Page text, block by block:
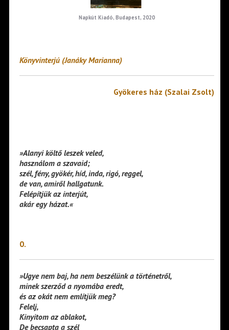
Napkút Kiadó, Budapest, 2020
Könyvinterjú (Janáky Marianna)
Gyökeres ház (Szalai Zsolt)
»Alanyi költő leszek veled,
használom a szavaid;
szél, fény, gyökér, híd, inda, rigó, reggel,
de van, amiről hallgatunk.
Felépítjük az interjút,
akár egy házat.«
0.
»Ugye nem baj, ha nem beszélünk a történetről,
minek szerződ a nyomába eredt,
és az okát nem említjük meg?
Felelj,
Kinyitom az ablakot,
De becsapta a szél